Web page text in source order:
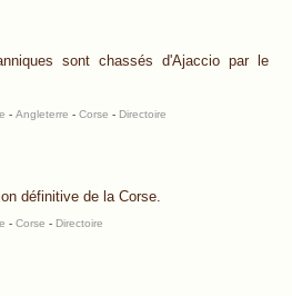
sont chassés d'Ajaccio par le
- Angleterre - Corse - Directoire
définitive de la Corse.
- Corse - Directoire